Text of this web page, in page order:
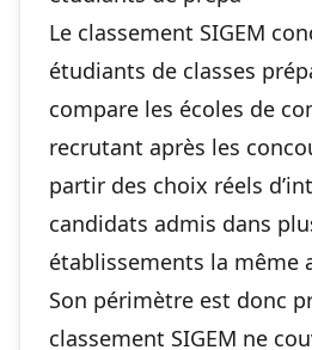
Le classement SIGEM
étudiants de classes
compare les écoles de
recrutant après les
partir des choix réels
candidats admis dans
établissements la même
Son périmètre est donc
classement SIGEM ne